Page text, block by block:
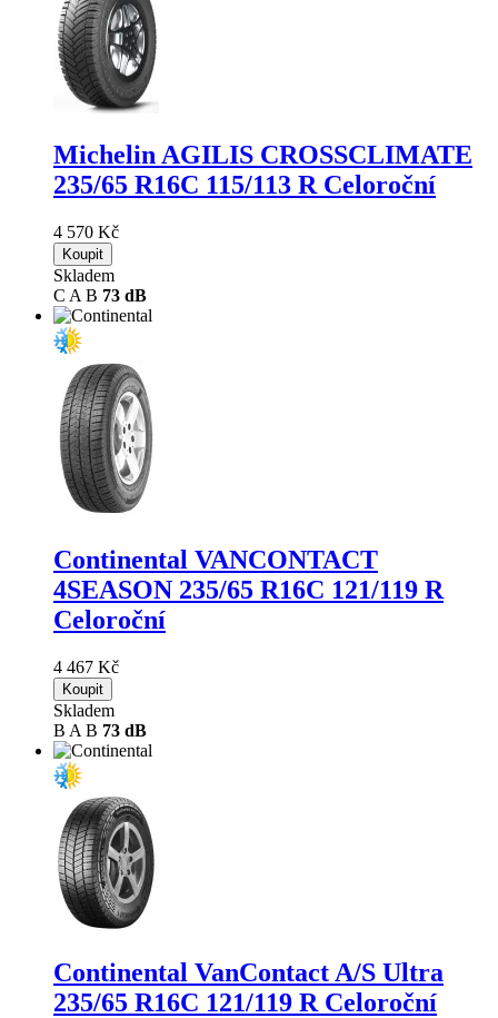
Michelin AGILIS CROSSCLIMATE
235/65 R16C 115/113 R Celoroční
4 570 Kč
Koupit
Skladem
C A B 73 dB
Continental VANCONTACT
4SEASON 235/65 R16C 121/119 R
Celoroční
4 467 Kč
Koupit
Skladem
B A B 73 dB
Continental VanContact A/S Ultra
235/65 R16C 121/119 R Celoroční